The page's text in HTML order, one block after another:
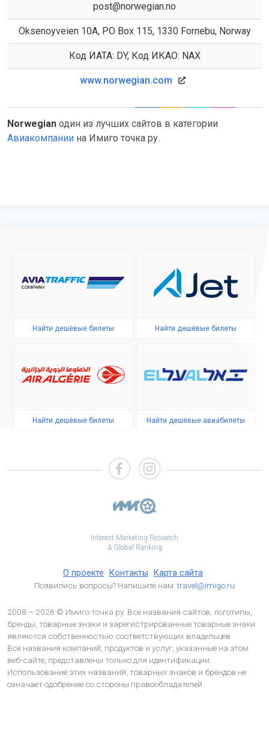
post@norwegian.no
Oksenoyveien 10A, PO Box 115, 1330 Fornebu, Norway
Код ИАТА: DY, Код ИКАО: NAX
www.norwegian.com
Norwegian один из лучших сайтов в категории
Авиакомпании на Имиго точка ру.
Найти дешёвые билеты Найти дешёвые билеты
Найти дешёвые билеты Найти дешёвые авиабилеты
Interest Marketing Research
& Global Ranking
О проекте Контакты Карта сайта
Появились вопросы? Напишите нам:travel@imigo.ru
2008 – 2026 © Имиго точка ру. Все названия сайтов, логотипы,
бренды, товарные знаки и зарегистрированные товарные знаки
являются собственностью соответствующих владельцев.
Все названия компаний, продуктов и услуг, указанные на этом
веб-сайте, представлены только для идентификации.
Использование этих названий, товарных знаков и брендов не
означает одобрение со стороны правообладателей.